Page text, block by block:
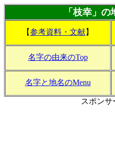
「枝幸」
【参考資料・文献】
名字の由来のTop
名字と地名のMenu
スポンサ